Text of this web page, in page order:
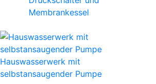
Membrankessel
Hauswasserwerk mit
selbstansaugender Pumpe